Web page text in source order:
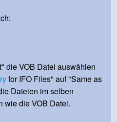
die VOB Datei auswählen
for IFO Files" auf "Same as
Dateien im selben
wie die VOB Datei.